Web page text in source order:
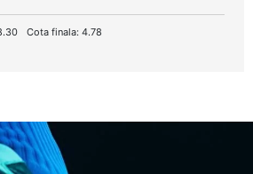
Cota finala: 4.78